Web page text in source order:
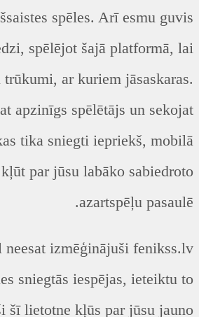
spēles. Arī esmu guvis
spēlējot šajā platformā, lai
ar kuriem jāsaskaras.
apzinīgs spēlētājs un sekojat
tika sniegti iepriekš, mobilā
par jūsu labāko sabiedroto
azartspēļu pasaulē.
neesat izmēģinājuši fenikss.lv
sniegtās iespējas, ieteiktu to
šī lietotne kļūs par jūsu jauno